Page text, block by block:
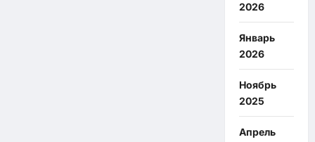
2026
Январь
2026
Ноябрь
2025
Апрель